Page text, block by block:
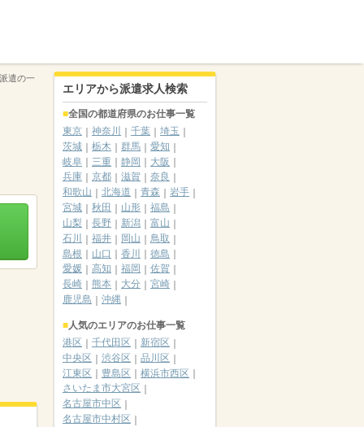
遣の一
エリアから派遣求人検索
全国の都道府県のお仕事一覧
東京
神奈川 千葉
埼玉
茨城
栃木 群馬
愛知
岐阜
三重 静岡
大阪
兵庫
京都 滋賀
奈良
和歌山
北海道 青森
岩手
宮城
秋田 山形
福島
山梨
長野 新潟
富山
石川
福井 岡山
鳥取
島根
山口 香川
徳島
愛媛
高知 福岡
佐賀
長崎
熊本 大分
宮崎
鹿児島
沖縄
人気のエリアのお仕事一覧
港区
千代田区
新宿区
中央区
渋谷区
品川区
江東区
豊島区
横浜市西区
さいたま市大宮区
名古屋市中区
名古屋市中村区